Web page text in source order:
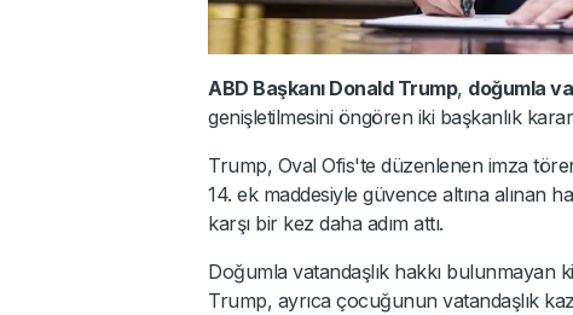
ABD Başkanı Donald Trump, doğumla
genişletilmesini öngören iki başkanlık
Trump, Oval Ofis'te düzenlenen imza
14. ek maddesiyle güvence altına alınan
karşı bir kez daha adım attı.
Doğumla vatandaşlık hakkı bulunmayan
Trump, ayrıca çocuğunun vatandaşlık